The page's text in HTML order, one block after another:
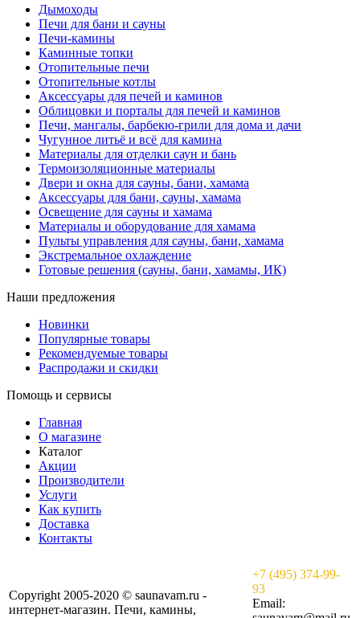
Дымоходы
Печи для бани и сауны
Печи-камины
Каминные топки
Отопительные печи
Отопительные котлы
Аксессуары для печей и каминов
Облицовки и порталы для печей и каминов
Печи, мангалы, барбекю-грили для дома и дачи
Чугунное литьё и всё для камина
Материалы для отделки саун и бань
Термоизоляционные материалы
Двери и окна для сауны, бани, хамама
Аксессуары для бани, сауны, хамама
Освещение для сауны и хамама
Материалы и оборудование для хамама
Пульты управления для сауны, бани, хамама
Экстремальное охлаждение
Готовые решения (сауны, бани, хамамы, ИК)
Наши предложения
Новинки
Популярные товары
Рекомендуемые товары
Распродажи и скидки
Помощь и сервисы
Главная
О магазине
Каталог
Акции
Производители
Услуги
Как купить
Доставка
Контакты
Copyright 2005-2020 © saunavam.ru -
интернет-магазин. Печи, камины,
+7 (495) 374-99-
93
Email: